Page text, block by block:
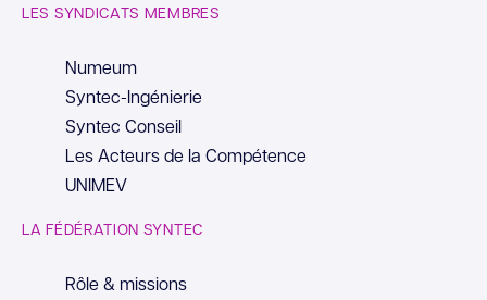
LES SYNDICATS MEMBRES
Numeum
Syntec-Ingénierie
Syntec Conseil
Les Acteurs de la Compétence
UNIMEV
LA FÉDÉRATION SYNTEC
Rôle & missions